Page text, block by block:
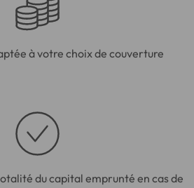
à votre choix de couverture
du capital emprunté en cas de